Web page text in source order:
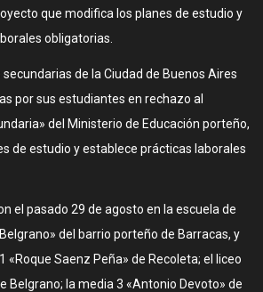
que modifica los planes de estudio y
obligatorias.
de la Ciudad de Buenos Aires
por sus estudiantes en rechazo al
del Ministerio de Educación porteño,
de estudio y establece prácticas laborales
el pasado 29 de agosto en la escuela de
del barrio porteño de Barracas, y
«Roque Saenz Peña» de Recoleta; el liceo
Belgrano; la media 3 «Antonio Devoto» de